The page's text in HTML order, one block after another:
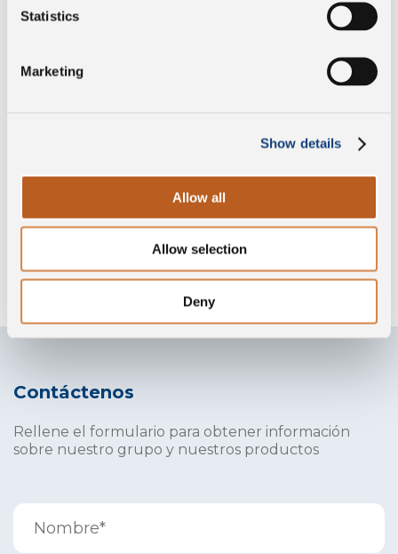
Statistics
Marketing
Show details
Allow all
Allow selection
Deny
Sin gluten
Sin lisozima
Contáctenos
Rellene el formulario para obtener información
sobre nuestro grupo y nuestros productos